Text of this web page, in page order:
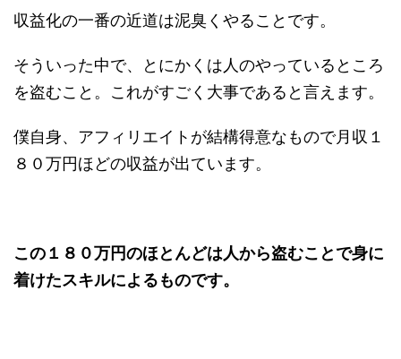
収益化の一番の近道は泥臭くやることです。
そういった中で、とにかくは人のやっているところ
を盗むこと。これがすごく大事であると言えます。
僕自身、アフィリエイトが結構得意なもので月収１
８０万円ほどの収益が出ています。
この１８０万円のほとんどは人から盗むことで身に
着けたスキルによるものです。